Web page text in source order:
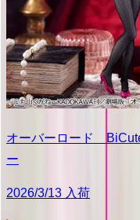
オーバーロード
ー
2026/3/13 入荷